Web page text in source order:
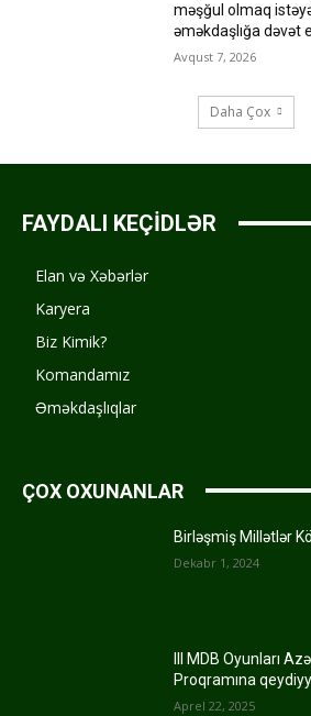
məşğul olmaq
əməkdaşlığa dəvət
Avqust 7, 2026
Daha Çox
FAYDALI KEÇİDLƏR
Elan və Xəbərlər
Karyera
Biz Kimik?
Komandamız
Əməkdaşlıqlar
ÇOX OXUNANLAR
Birləşmiş Millətlər
Dekabr 1, 2024
III MDB Oyunları
Proqramına
Aprel 22, 2025